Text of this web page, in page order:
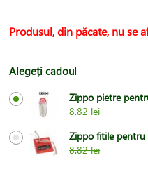
Produsul, din păcate, nu se
Alegeți cadoul
Zippo pietre
8.82 lei
Zippo fitile
8.82 lei